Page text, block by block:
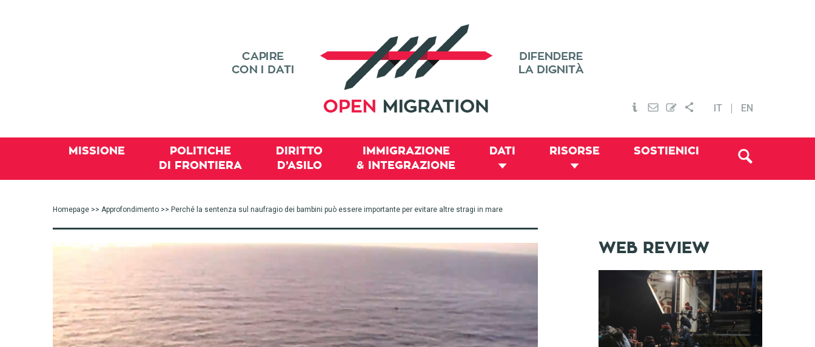
IT EN
MISSIONE
POLITICHE
DI FRONTIERA
DIRITTO
D’ASILO
IMMIGRAZIONE
& INTEGRAZIONE
DATI RISORSE SOSTIENICI
Homepage >> Approfondimento >> Perché la sentenza sul naufragio dei bambini può essere importante per evitare altre stragi in mare
WEB REVIEW